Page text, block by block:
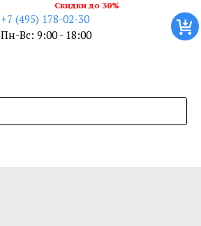
+7 (495) 178-02-30
Пн-Вс: 9:00 - 18:00
Скидки до 30%